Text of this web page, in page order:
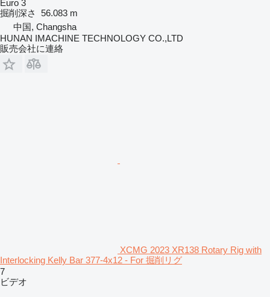
Euro 3
掘削深さ
56.083 m
中国, Changsha
HUNAN IMACHINE TECHNOLOGY CO.,LTD
販売会社に連絡
XCMG 2023 XR138 Rotary Rig with
Interlocking Kelly Bar 377-4x12 - For 掘削リグ
7
ビデオ